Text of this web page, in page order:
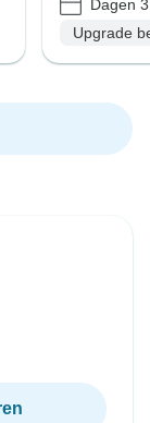
Dagen
Upgrade